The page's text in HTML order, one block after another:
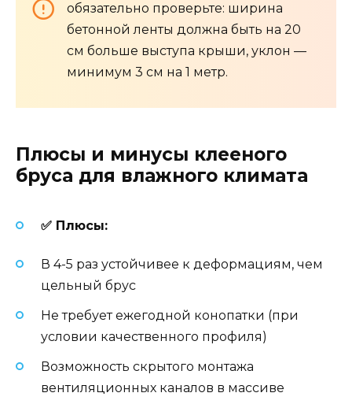
обязательно проверьте: ширина
бетонной ленты должна быть на 20
см больше выступа крыши, уклон —
минимум 3 см на 1 метр.
Плюсы и минусы клееного
бруса для влажного климата
✅ Плюсы:
В 4-5 раз устойчивее к деформациям, чем
цельный брус
Не требует ежегодной конопатки (при
условии качественного профиля)
Возможность скрытого монтажа
вентиляционных каналов в массиве